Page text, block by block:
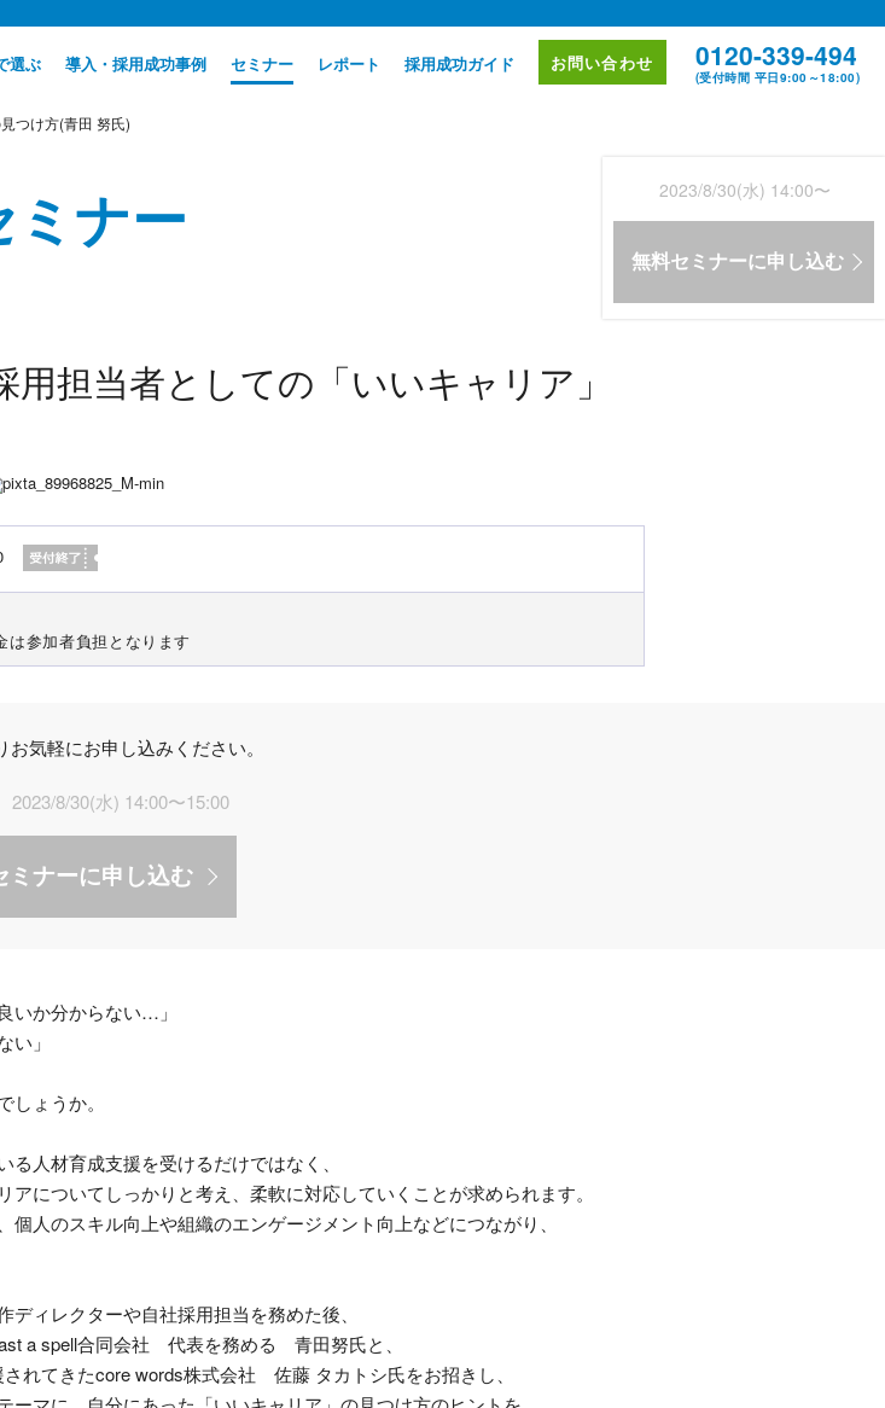
選ぶ 導入・採用成功事例 セミナー レポート 採用成功ガイド お問い合わせ 0120-339-494
(受付時間 平日9:00～18:00)
つけ方(青田 努氏)
ミナー
担当者としての「いいキャリア」
参加者負担となります
気軽にお申し込みください。
2023/8/30(水) 14:00〜15:00
ミナーに申し込む
いか分からない…」
い」
ょうか。
人材育成支援を受けるだけではなく、
についてしっかりと考え、柔軟に対応していくことが求められます。
人のスキル向上や組織のエンゲージメント向上などにつながり、
ィレクターや自社採用担当を務めた後、
a spell合同会社 代表を務める 青田努氏と、
れてきたcore words株式会社 佐藤 タカトシ氏をお招きし、
2023/8/30(水) 14:00〜
無料セミナーに申し込む